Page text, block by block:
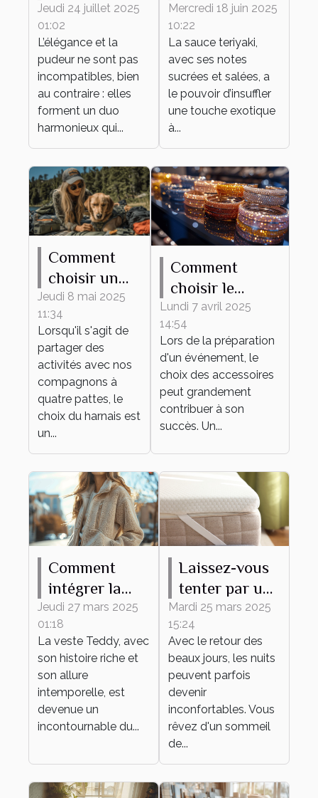
tenue
élégante et
pudique pour
tout
événement ?
Jeudi 24 juillet 2025
01:02
L’élégance et la
pudeur ne sont pas
incompatibles, bien
au contraire : elles
forment un duo
harmonieux qui...
transforme
vos plats du
quotidien
Mercredi 18 juin 2025
10:22
La sauce teriyaki,
avec ses notes
sucrées et salées, a
le pouvoir d’insuffler
une touche exotique
à...
Comment
choisir un
harnais
adapté à
différentes
activités
canines
Jeudi 8 mai 2025
11:34
Lorsqu'il s'agit de
partager des
activités avec nos
compagnons à
quatre pattes, le
choix du harnais est
un...
Comment
choisir le
bracelet
personnalisable
parfait pour
votre
événement
Lundi 7 avril 2025
14:54
Lors de la préparation
d'un événement, le
choix des accessoires
peut grandement
contribuer à son
succès. Un...
Comment
intégrer la
veste Teddy
dans des
tenues
quotidiennes
Jeudi 27 mars 2025
01:18
La veste Teddy, avec
son histoire riche et
son allure
intemporelle, est
devenue un
incontournable du...
Laissez-vous
tenter par un
surmatelas en
laine mérinos,
même en été !
Mardi 25 mars 2025
15:24
Avec le retour des
beaux jours, les nuits
peuvent parfois
devenir
inconfortables. Vous
rêvez d'un sommeil
de...